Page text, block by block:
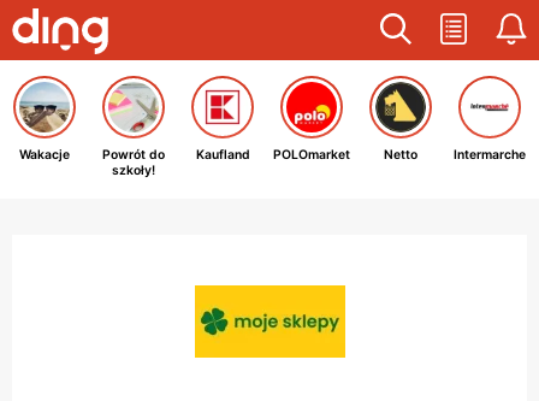
Wakacje
Powrót do
szkoły!
Kaufland POLOmarket Netto Intermarche